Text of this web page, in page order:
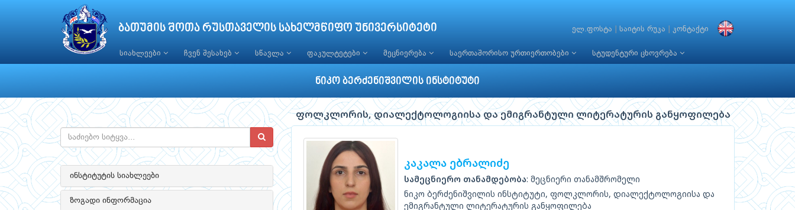
ბათუმის შოთა რუსთაველის სახელმწიფო უნივერსიტეტი ელ.ფოსტა საიტის რუკა კონტაქტი
სიახლეები ჩვენ შესახებ სწავლა ფაკულტეტები მეცნიერება საერთაშორისო ურთიერთობები სტუდენტური ცხოვრება
ნიკო ბერძენიშვილის ინსტიტუტი
ინსტიტუტის სიახლეები
ზოგადი ინფორმაცია
ფოლკლორის, დიალექტოლოგიისა და ემიგრანტული ლიტერატურის განყოფილება
კაკალა ებრალიძე
სამეცნიერო თანამდებობა: მეცნიერი თანამშრომელი
ნიკო ბერძენიშვილის ინსტიტუტი, ფოლკლორის, დიალექტოლოგიისა და
ემიგრანტული ლიტერატურის განყოფილება